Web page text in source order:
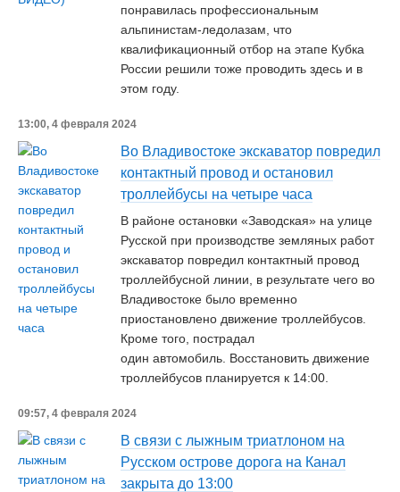
понравилась профессиональным
альпинистам-ледолазам, что
квалификационный отбор на этапе Кубка
России решили тоже проводить здесь и в
этом году.
13:00, 4 февраля 2024
Во Владивостоке экскаватор повредил
контактный провод и остановил
троллейбусы на четыре часа
В районе остановки «Заводская» на улице
Русской при производстве земляных работ
экскаватор повредил контактный провод
троллейбусной линии, в результате чего во
Владивостоке было временно
приостановлено движение троллейбусов.
Кроме того, пострадал
один автомобиль. Восстановить движение
троллейбусов планируется к 14:00.
09:57, 4 февраля 2024
В связи с лыжным триатлоном на
Русском острове дорога на Канал
закрыта до 13:00